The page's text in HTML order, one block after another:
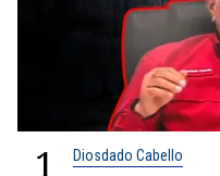
1 Diosdado Cabello